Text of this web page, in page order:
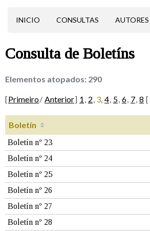
INICIO CONSULTAS AUTORES
Consulta de Boletíns
Elementos atopados: 290
[Primeiro/ Anterior] 1 , 2, 3, 4, 5, 6, 7, 8 [
Boletín
Boletín nº 23
Boletín nº 24
Boletín nº 25
Boletín nº 26
Boletín nº 27
Boletín nº 28